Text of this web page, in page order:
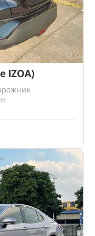
IZOA)